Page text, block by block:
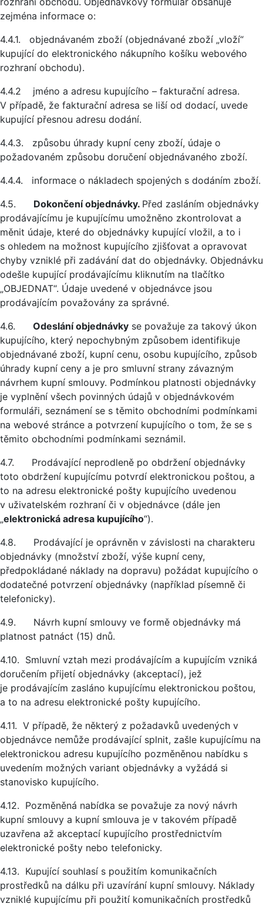
zejména informace o:
4.4.1. objednávaném zboží (objednávané zboží „vloží“
kupující do elektronického nákupního košíku webového
rozhraní obchodu).
4.4.2 jméno a adresu kupujícího – fakturační adresa.
V případě, že fakturační adresa se liší od dodací, uvede
kupující přesnou adresu dodání.
4.4.3. způsobu úhrady kupní ceny zboží, údaje o
požadovaném způsobu doručení objednávaného zboží.
4.4.4. informace o nákladech spojených s dodáním zboží.
4.5. Dokončení objednávky. Před zasláním objednávky
prodávajícímu je kupujícímu umožněno zkontrolovat a
měnit údaje, které do objednávky kupující vložil, a to i
s ohledem na možnost kupujícího zjišťovat a opravovat
chyby vzniklé při zadávání dat do objednávky. Objednávku
odešle kupující prodávajícímu kliknutím na tlačítko
„OBJEDNAT“. Údaje uvedené v objednávce jsou
prodávajícím považovány za správné.
4.6. Odeslání objednávky se považuje za takový úkon
kupujícího, který nepochybným způsobem identifikuje
objednávané zboží, kupní cenu, osobu kupujícího, způsob
úhrady kupní ceny a je pro smluvní strany závazným
návrhem kupní smlouvy. Podmínkou platnosti objednávky
je vyplnění všech povinných údajů v objednávkovém
formuláři, seznámení se s těmito obchodními podmínkami
na webové stránce a potvrzení kupujícího o tom, že se s
těmito obchodními podmínkami seznámil.
4.7. Prodávající neprodleně po obdržení objednávky
toto obdržení kupujícímu potvrdí elektronickou poštou, a
to na adresu elektronické pošty kupujícího uvedenou
v uživatelském rozhraní či v objednávce (dále jen
„elektronická adresa kupujícího“).
4.8. Prodávající je oprávněn v závislosti na charakteru
objednávky (množství zboží, výše kupní ceny,
předpokládané náklady na dopravu) požádat kupujícího o
dodatečné potvrzení objednávky (například písemně či
telefonicky).
4.9. Návrh kupní smlouvy ve formě objednávky má
platnost patnáct (15) dnů.
4.10. Smluvní vztah mezi prodávajícím a kupujícím vzniká
doručením přijetí objednávky (akceptací), jež
je prodávajícím zasláno kupujícímu elektronickou poštou,
a to na adresu elektronické pošty kupujícího.
4.11. V případě, že některý z požadavků uvedených v
objednávce nemůže prodávající splnit, zašle kupujícímu na
elektronickou adresu kupujícího pozměněnou nabídku s
uvedením možných variant objednávky a vyžádá si
stanovisko kupujícího.
4.12. Pozměněná nabídka se považuje za nový návrh
kupní smlouvy a kupní smlouva je v takovém případě
uzavřena až akceptací kupujícího prostřednictvím
elektronické pošty nebo telefonicky.
4.13. Kupující souhlasí s použitím komunikačních
prostředků na dálku při uzavírání kupní smlouvy. Náklady
vzniklé kupujícímu při použití komunikačních prostředků